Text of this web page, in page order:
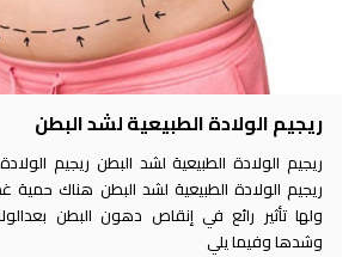
ريجيم الولادة الطبيعية لشد البطن
ريجيم الولادة الطبيعية لشد البطن ريجيم
ريجيم الولادة الطبيعية لشد البطن هناك حمية
ولها تأثير رائع في إنقاص دهون البطن
وشدها وفيما يلي